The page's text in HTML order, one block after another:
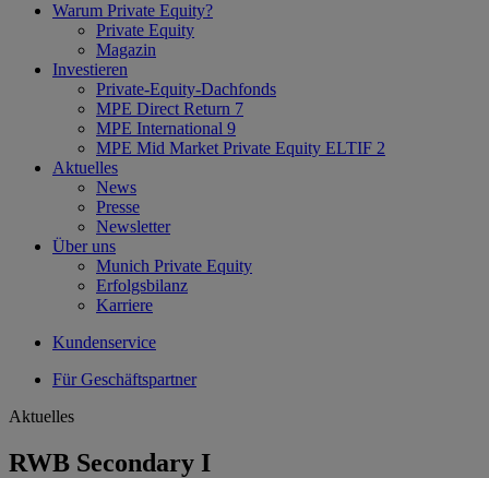
Warum Private Equity?
Private Equity
Magazin
Investieren
Private-Equity-Dachfonds
MPE Direct Return 7
MPE International 9
MPE Mid Market Private Equity ELTIF 2
Aktuelles
News
Presse
Newsletter
Über uns
Munich Private Equity
Erfolgsbilanz
Karriere
Kundenservice
Für Geschäftspartner
Aktuelles
RWB Secondary I